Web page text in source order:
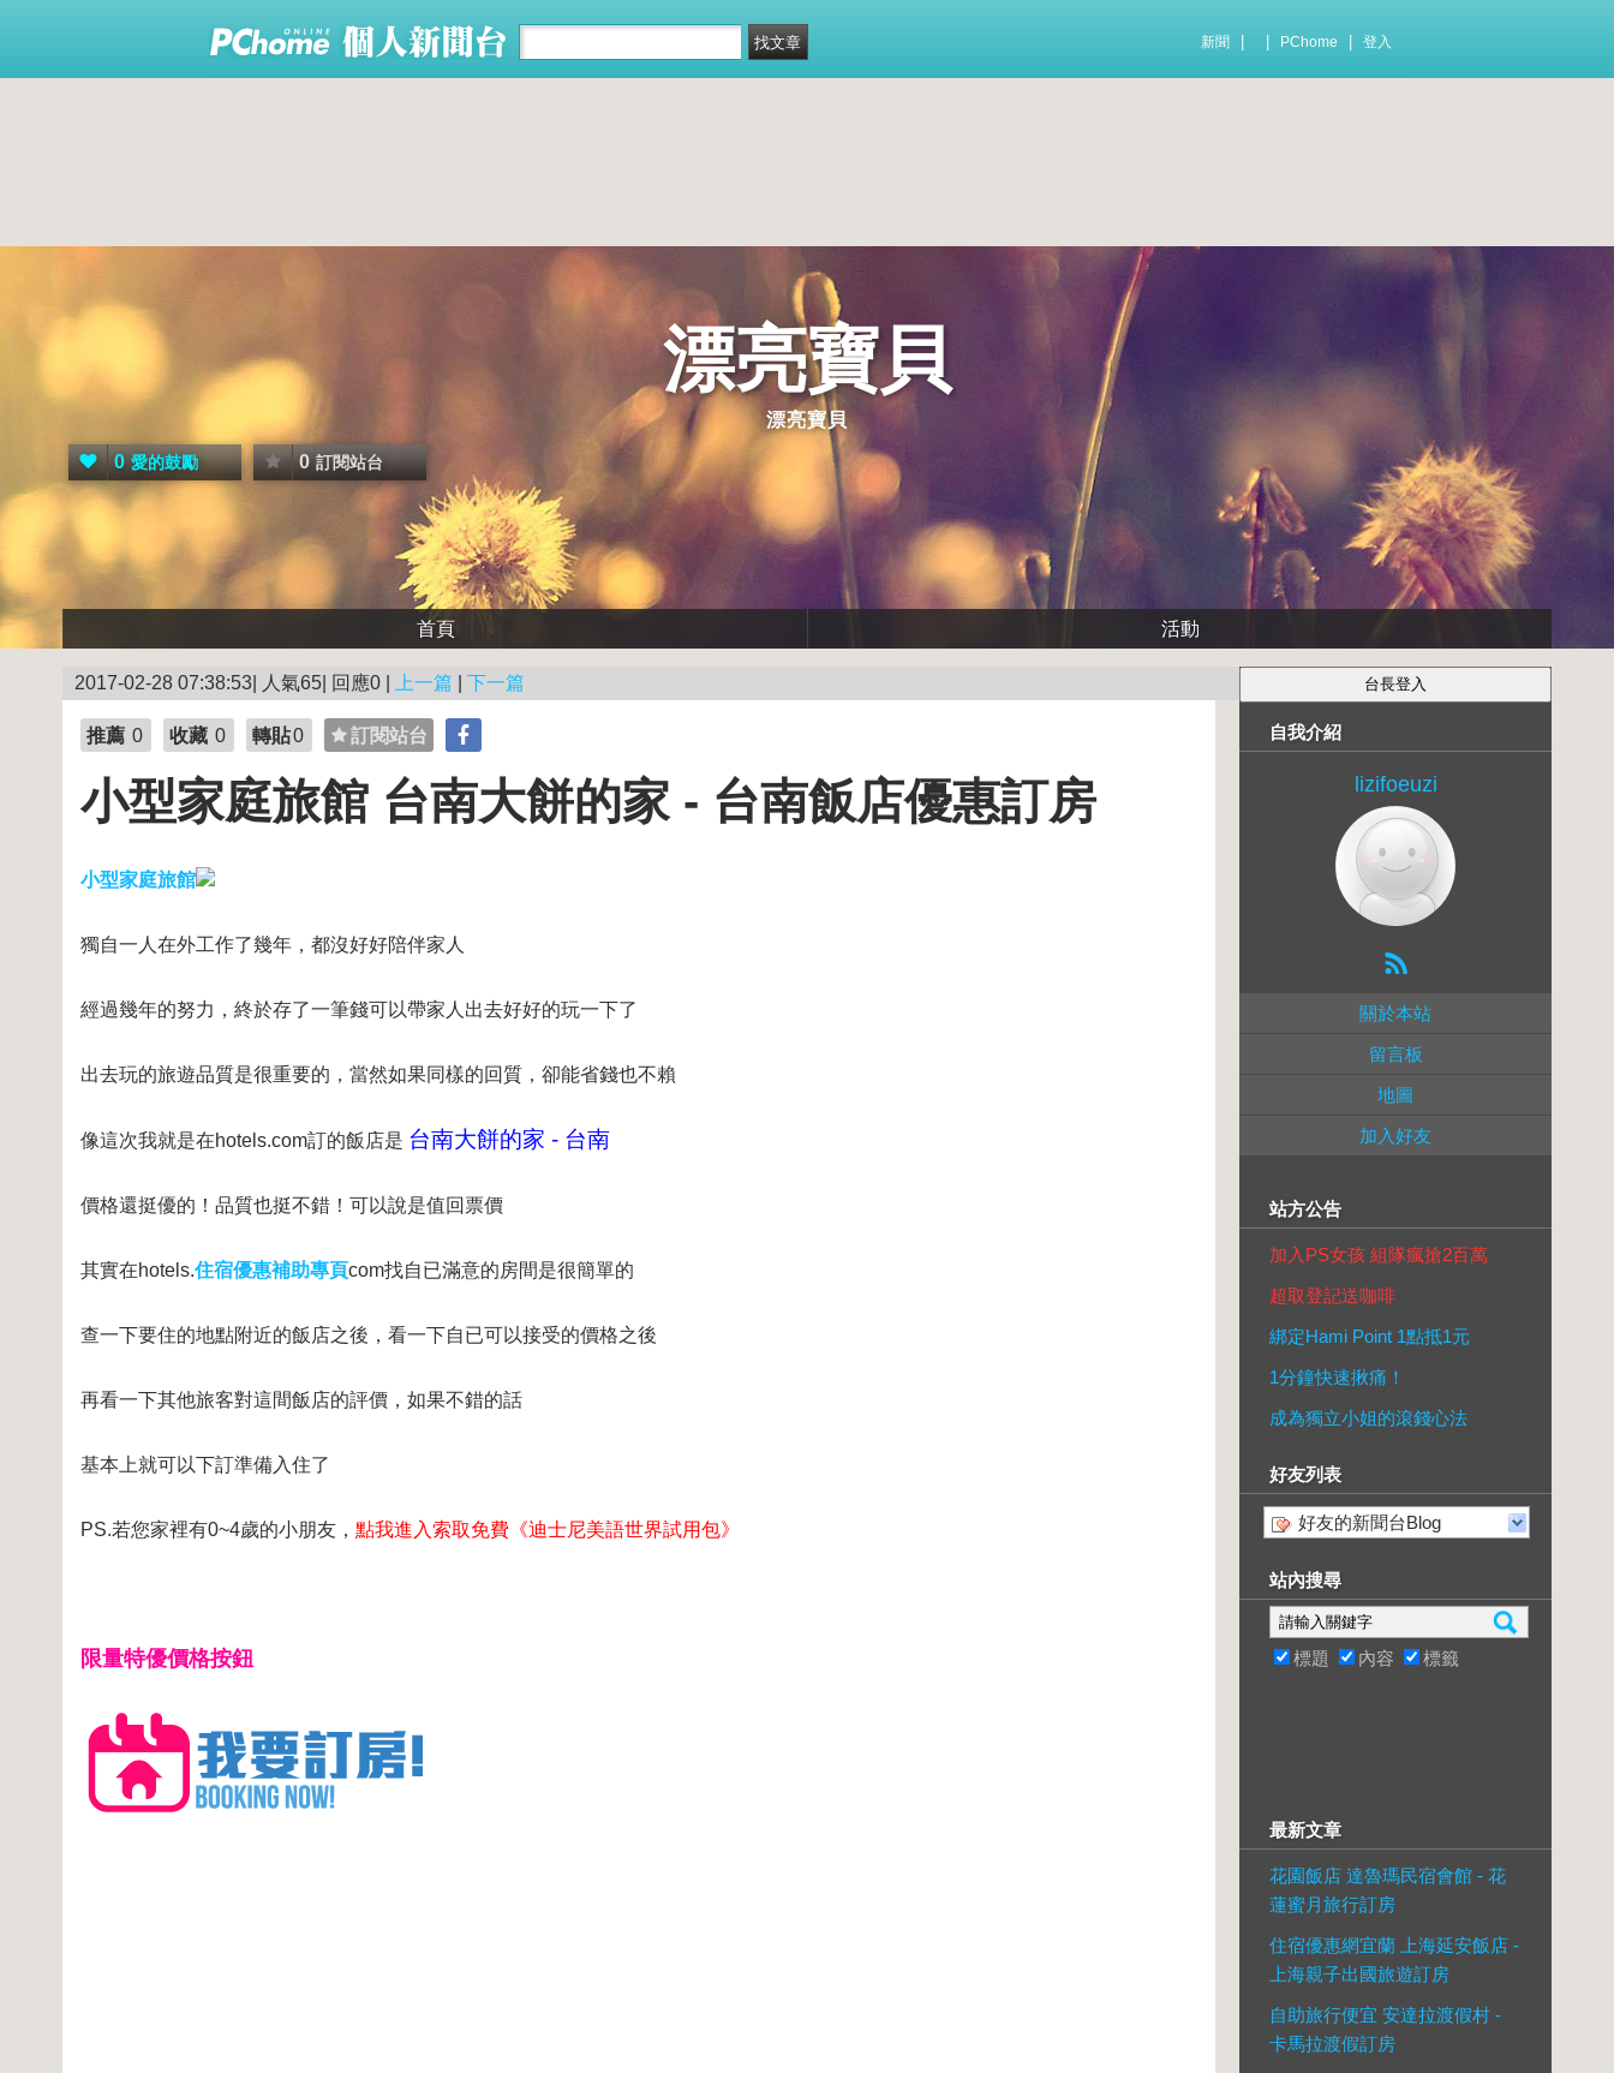
新聞 PChome 登入
漂亮寶貝
漂亮寶貝
0 愛的鼓勵 0 訂閱站台
首頁 活動
2017-02-28 07:38:53| 人氣65| 回應0 | 上一篇 下一篇
推薦 0 收藏 0 轉貼0 訂閱站台
小型家庭旅館 台南大餅的家 - 台南飯店優惠訂房
小型家庭旅館
獨自一人在外工作了幾年，都沒好好陪伴家人
經過幾年的努力，終於存了一筆錢可以帶家人出去好好的玩一下了
出去玩的旅遊品質是很重要的，當然如果同樣的回質，卻能省錢也不賴
像這次我就是在hotels.com訂的飯店是 台南大餅的家 - 台南
價格還挺優的！品質也挺不錯！可以說是值回票價
其實在hotels.住宿優惠補助專頁com找自已滿意的房間是很簡單的
查一下要住的地點附近的飯店之後，看一下自已可以接受的價格之後
再看一下其他旅客對這間飯店的評價，如果不錯的話
基本上就可以下訂準備入住了
PS.若您家裡有0~4歲的小朋友， 點我進入索取免費《迪士尼美語世界試用包》
限量特優價格按鈕
自我介紹
lizifoeuzi
關於本站
留言板
地圖
加入好友
站方公告
加入PS女孩 組隊瘋搶2百萬
超取登記送咖啡
綁定Hami Point 1點抵1元
1分鐘快速揪痛！
成為獨立小姐的滾錢心法
好友列表
好友的新聞台Blog
站內搜尋
標題 內容 標籤
最新文章
花園飯店 達魯瑪民宿會館 - 花
蓮蜜月旅行訂房
住宿優惠網宜蘭 上海延安飯店 -
上海親子出國旅遊訂房
自助旅行便宜 安達拉渡假村 -
卡馬拉渡假訂房